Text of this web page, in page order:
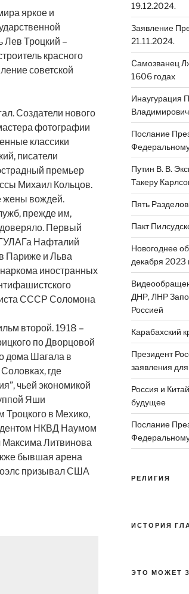
яркое и
Лев Троцкий –
красного
советской
Создатели нового
фотографии
классики
писатели
премьер
Михаил Кольцов.
жены вождей.
прежде им,
доверяло. Первый
Нафталий
Париже и Льва
иностранных
СССР Соломона
второй. 1918 –
по Дворцовой
дома Шагала в
где
чьей экономикой
Яши
Троцкого в Мехико,
НКВД Наумом
Максима Литвинова
бывшая арена
призывал США
19.12.2024.
Заявление
21.11.2024.
Cамозванец
1606 годах
Инаугурация
Послание
Путин В. В.
Такеру
Пять
Пакт
Новогоднее
декабря 2023
ДНР, ЛНР
Россией
Карабахский
Президент
заявления
Россия и
будущее
Послание
РЕЛИГИЯ
ИСТОРИЯ
ЭТО МОЖЕТ